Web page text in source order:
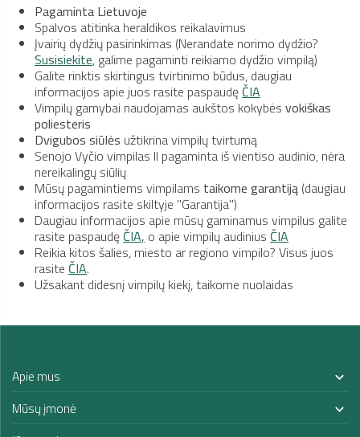
Pagaminta Lietuvoje
Spalvos atitinka heraldikos reikalavimus
Įvairių dydžių pasirinkimas (Nerandate norimo dydžio?
Susisiekite, galime pagaminti reikiamo dydžio vimpilą)
Galite rinktis skirtingus tvirtinimo būdus, daugiau
informacijos apie juos rasite paspaudę ČIA
Vimpilų gamybai naudojamas aukštos kokybės vokiškas
poliesteris
Dvigubos siūlės užtikrina vimpilų tvirtumą
Senojo Vyčio vimpilas II pagaminta iš vientiso audinio, nėra
nereikalingų siūlių
Mūsų pagamintiems vimpilams taikome garantiją (daugiau
informacijos rasite skiltyje "Garantija")
Daugiau informacijos apie mūsų gaminamus vimpilus galite
rasite paspaudę ČIA, o apie vimpilų audinius ČIA
Reikia kitos šalies, miesto ar regiono vimpilo? Visus juos
rasite ČIA.
Užsakant didesnį vimpilų kiekį, taikome nuolaidas
Apie mus 
Mūsų įmonė 